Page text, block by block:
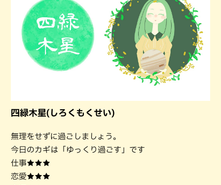
四緑木星(しろくもくせい)
無理をせずに過ごしましょう。
今日のカギは「ゆっくり過ごす」です
仕事★★★
恋愛★★★